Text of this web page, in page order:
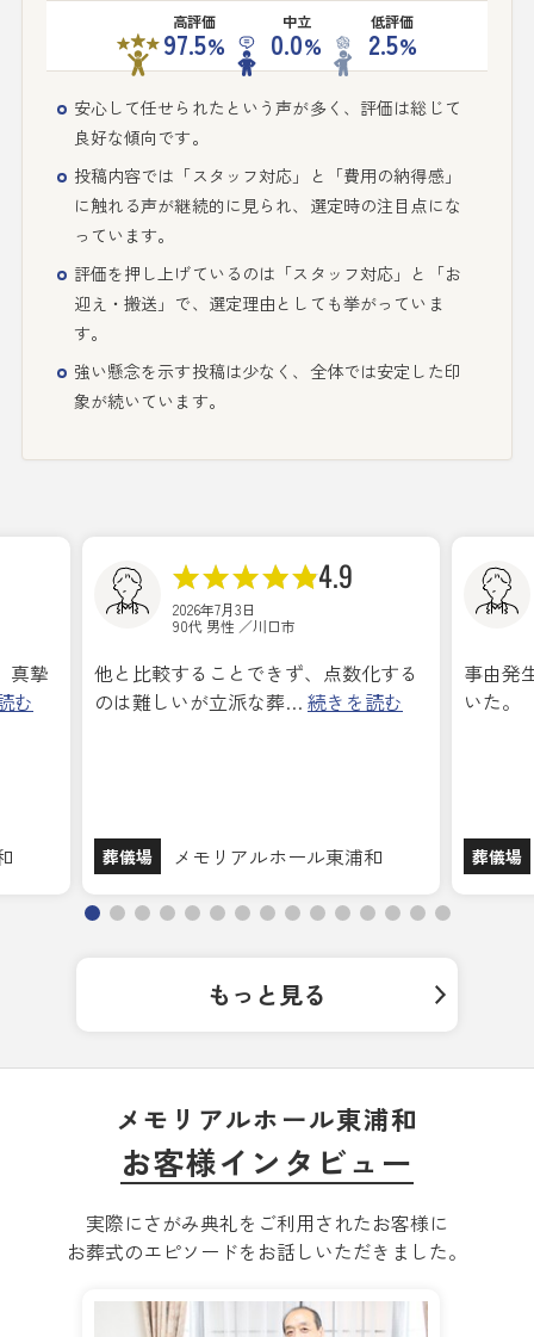
高評価
97.5%
中立
0.0%
低評価
2.5%
安心して任せられたという声が多く、評価は総じて
良好な傾向です。
投稿内容では「スタッフ対応」と「費用の納得感」
に触れる声が継続的に見られ、選定時の注目点にな
っています。
評価を押し上げているのは「スタッフ対応」と「お
迎え・搬送」で、選定理由としても挙がっていま
す。
強い懸念を示す投稿は少なく、全体では安定した印
象が続いています。
真摯
む
4.9
2026年7月3日
90代 男性 ／川口市
他と比較することできず、点数化する
のは難しいが立派な葬… 続きを読む
葬儀場 メモリアルホール東浦和
事由発
いた。
葬儀場
もっと見る
メモリアルホール東浦和
お客様インタビュー
実際にさがみ典礼をご利用されたお客様に
お葬式のエピソードをお話しいただきました。